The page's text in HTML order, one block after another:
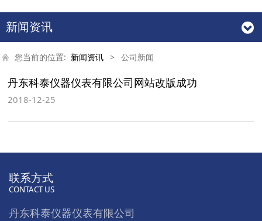
新闻资讯
您当前的位置: 新闻资讯 > 公司新闻
丹东科泰仪器仪表有限公司网站改版成功
2018-12-25
联系方式
CONTACT US
丹东科泰仪器仪表有限公司